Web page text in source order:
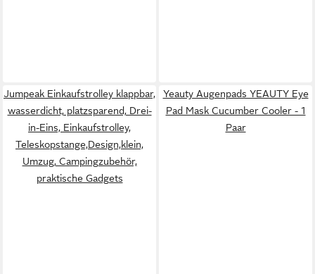
Jumpeak Einkaufstrolley klappbar,
wasserdicht, platzsparend, Drei-
in-Eins, Einkaufstrolley,
Teleskopstange,Design,klein,
Umzug, Campingzubehör,
praktische Gadgets
Yeauty Augenpads YEAUTY Eye
Pad Mask Cucumber Cooler - 1
Paar